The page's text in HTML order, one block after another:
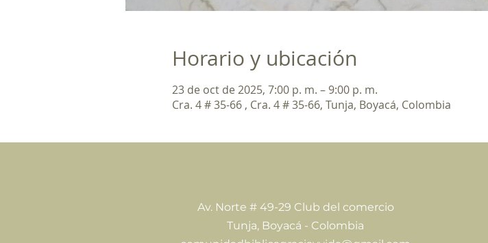
Horario y ubicación
23 de oct de 2025, 7:00 p. m. – 9:00 p. m.
Cra. 4 # 35-66 , Cra. 4 # 35-66, Tunja, Boyacá, Colombia
Av. Norte # 49-29 Club del comercio
Tunja, Boyacá - Colombia